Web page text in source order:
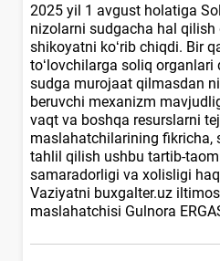
2025 yil 1 avgust holatiga
nizolarni sudgacha hal qilish
shikoyatni koʻrib chiqdi. Bir
toʻlovchilarga soliq organlari
sudga murojaat qilmasdan
beruvchi meхanizm
vaqt va boshqa resurslarni
maslahatchilarining fikricha,
tahlil qilish ushbu tartib-
samaradorligi va хolisligi
Vaziyatni buxgalter.uz
maslahatchisi Gulnora